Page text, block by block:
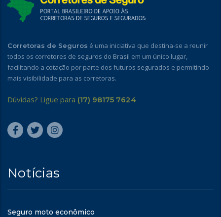
Corretoras de Seguros é uma iniciativa que destina-se a reunir
todos os corretores de seguros do Brasil em um único lugar,
facilitando a cotação por parte dos futuros segurados e permitindo
mais visibilidade para as corretoras.
Dúvidas? Ligue para (17) 98175 7624
Notícias
Seguro moto econômico